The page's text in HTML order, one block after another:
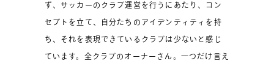
ず、サッカーのクラブ運営を行うにあたり、コン
セプトを立て、自分たちのアイデンティティを持
ち、それを表現できているクラブは少ないと感じ
ています。全クラブのオーナーさん。一つだけ言え